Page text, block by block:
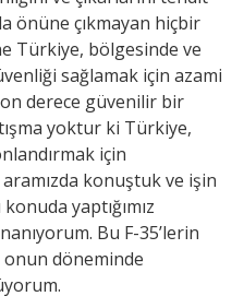
önüne çıkmayan hiçbir
Türkiye, bölgesinde ve
sağlamak için azami
derece güvenilir bir
yoktur ki Türkiye,
için
konuştuk ve işin
yaptığımız
Bu F-35’lerin
onun döneminde